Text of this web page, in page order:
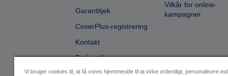
Garantitjek
CoverPlus-registrering
Kontakt
Forhandlersøgning
Vilkår for online-
kampagner
Vi bruger cookies til, at få vores hjemmeside til at virke ordentligt, personalisere